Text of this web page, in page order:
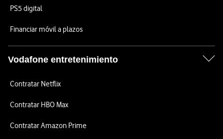
PS5 digital
Financiar móvil a plazos
Vodafone entretenimiento
Contratar Netflix
Contratar HBO Max
Contratar Amazon Prime